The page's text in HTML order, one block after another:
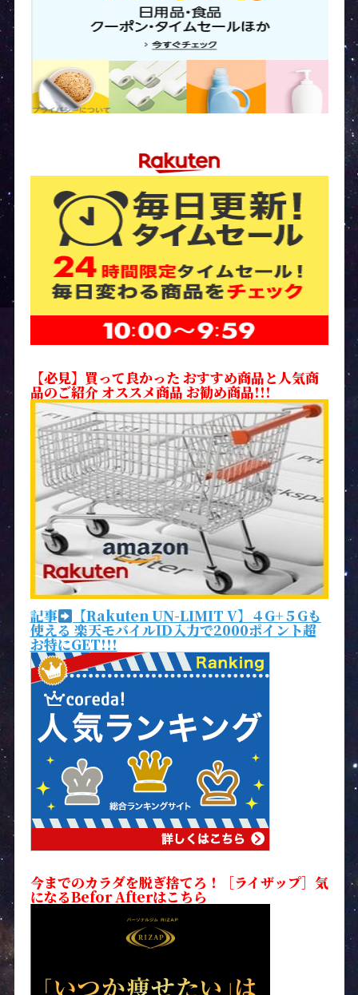
【必見】買って良かった おすすめ商品と人気商
品のご紹介 オススメ商品 お勧め商品!!!
記事 【Rakuten UN-LIMIT V】４G+５Gも
使える 楽天モバイルID入力で2000ポイント超
お特にGET!!!
今までのカラダを脱ぎ捨てろ！［ライザップ］気
になるBefor Afterはこちら